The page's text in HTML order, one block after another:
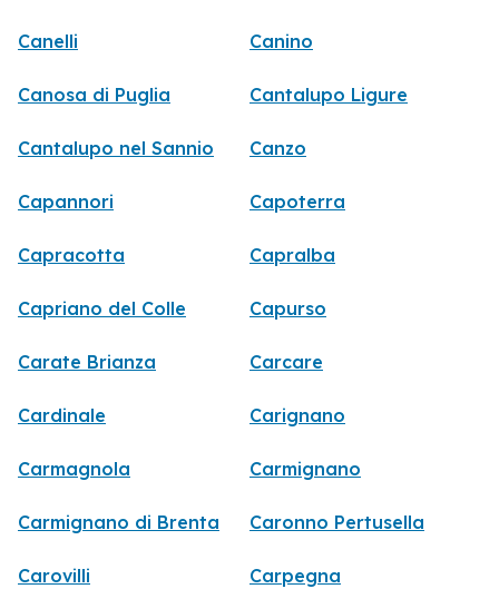
Canelli Canino
Canosa di Puglia Cantalupo Ligure
Cantalupo nel Sannio Canzo
Capannori Capoterra
Capracotta Capralba
Capriano del Colle Capurso
Carate Brianza Carcare
Cardinale Carignano
Carmagnola Carmignano
Carmignano di Brenta Caronno Pertusella
Carovilli Carpegna